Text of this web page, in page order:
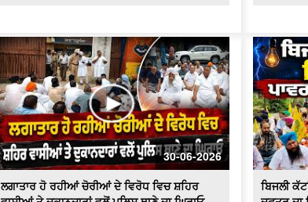
ਵੋਟਰ ਸੂਚੀਆਂ 'ਚ ਗੜਬੜੀਆਂ ਨੂੰ ਲੈ ਕੇ
ਸੂਦ ਵਲੋਂ ਡੀਸੀ ਨੂੰ ਮੰਗ ਪੱਤਰ
ਟਰਾਂਸਫਾਰਮਰ ਵਿਚ ਸ਼ਾਰਟ ਸਰਕਟ ਹੋਣ
ਲੱਗੀ ਭਿਆਨਕ ਅੱਗ
ਦੋਆਬਾ ਖ਼ਾਸ - ਕੁਦਰਤ ਨਾਲ ਵਿਰੋਧ
ਖ਼ਤਰਨਾਕ : ਸੰਤ ਸੀਚੇਵਾਲ
ਐਚ.ਪੀ.ਗੈਸ ਟੈਂਕਰ ਨੇ ਲਈ ਇਕ
ਜਾਨ , ਪਰਿਵਾਰ ਦਾ ਰੋ-ਰੋ ਬੁਰਾ ਹਾਲ
30-06-2026
ਲਗਾਤਾਰ ਹੋ ਰਹੀਆਂ ਚੋਰੀਆਂ ਦੇ ਵਿਰੋਧ ਵਿਚ ਸ਼ਹਿਰ
ਬਿਜਲੀ